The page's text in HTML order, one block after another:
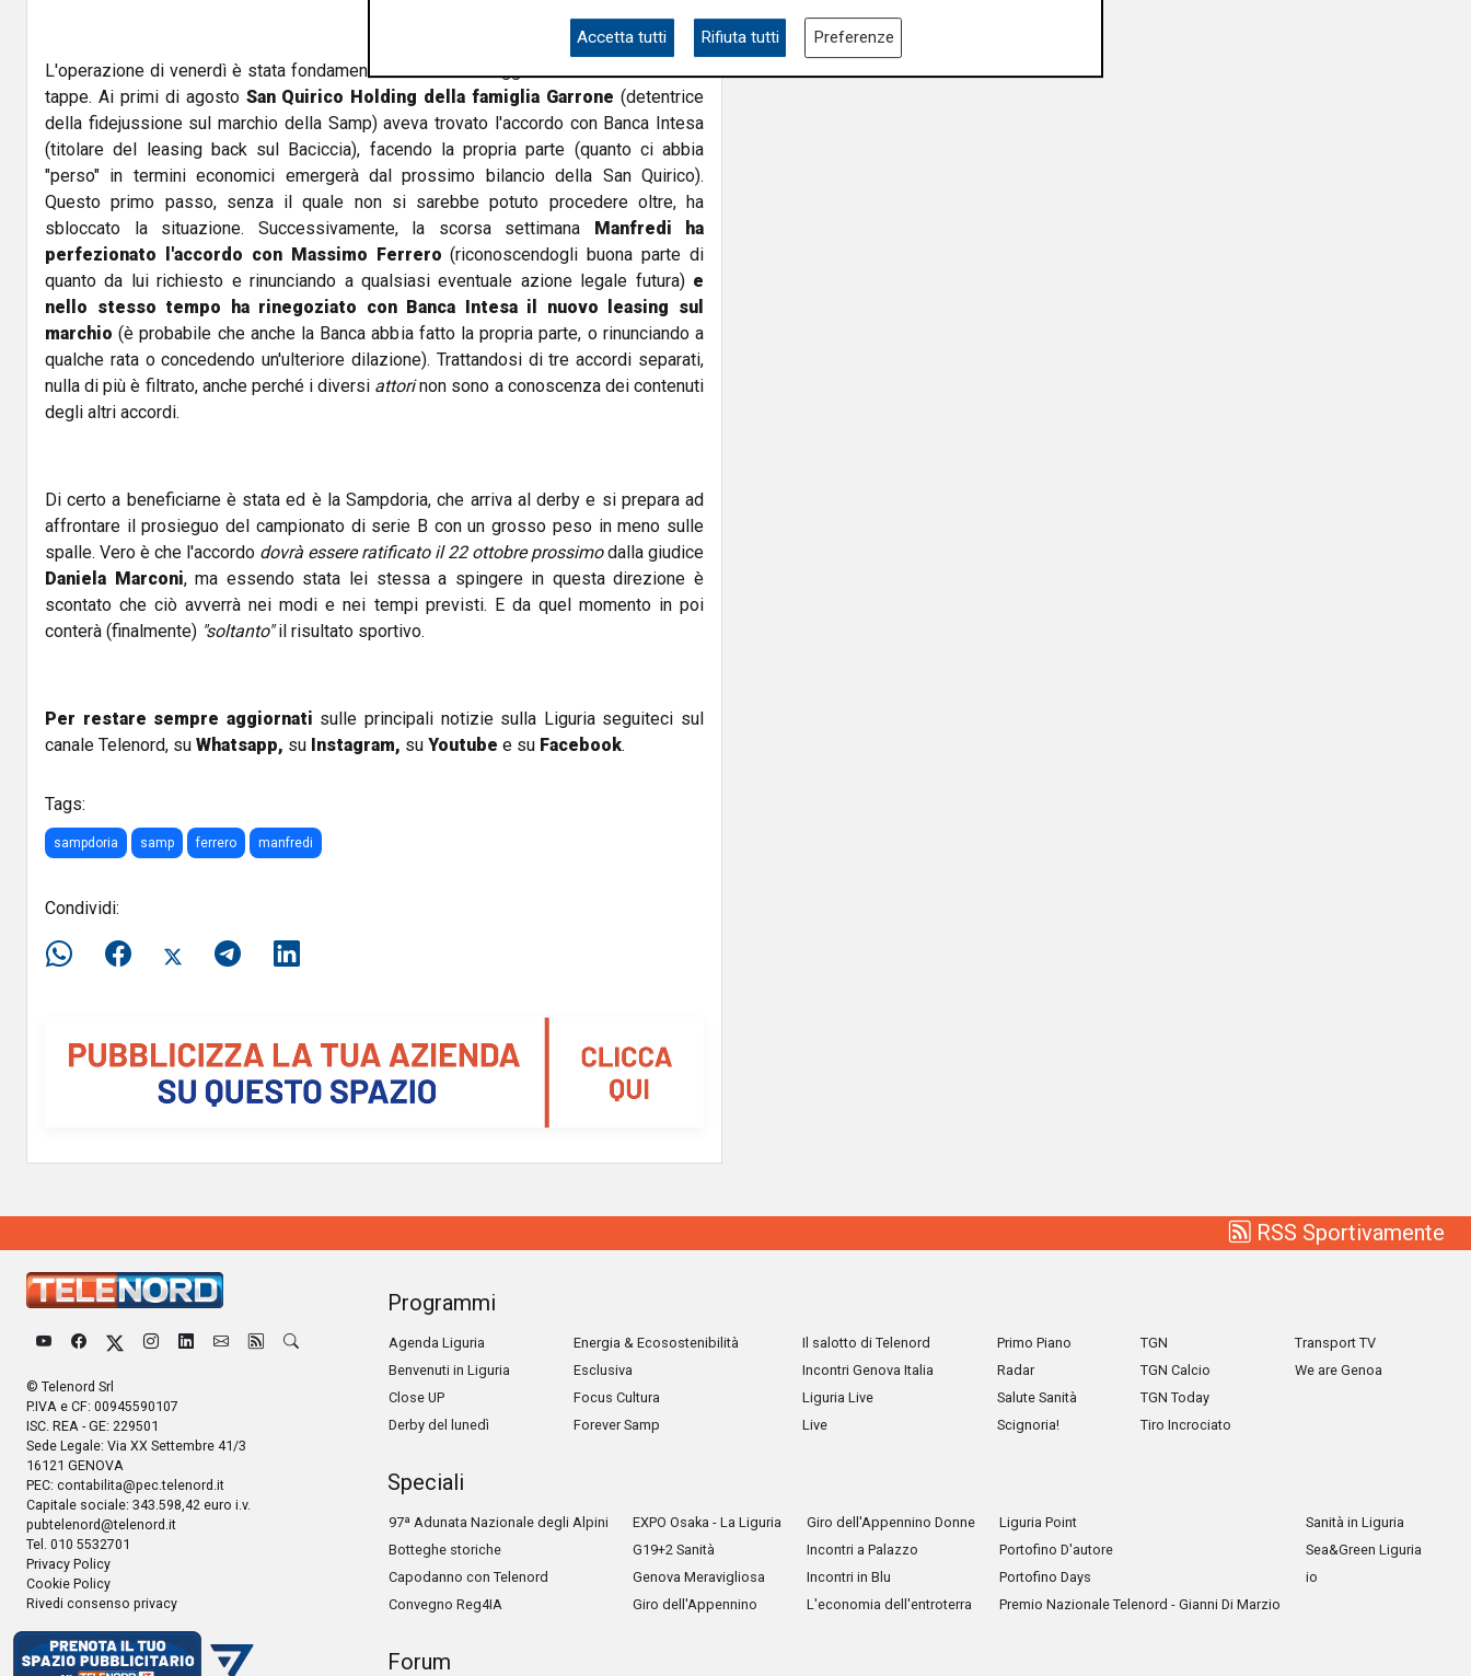
L'operazione di venerdì è stata fondamentale ed è stata raggiunta attraverso diverse
tappe. Ai primi di agosto San Quirico Holding della famiglia Garrone (detentrice
della fidejussione sul marchio della Samp) aveva trovato l'accordo con Banca Intesa
(titolare del leasing back sul Baciccia), facendo la propria parte (quanto ci abbia
"perso" in termini economici emergerà dal prossimo bilancio della San Quirico).
Questo primo passo, senza il quale non si sarebbe potuto procedere oltre, ha
sbloccato la situazione. Successivamente, la scorsa settimana
Manfredi ha
perfezionato l'accordo con Massimo Ferrero(riconoscendogli buona parte di
quanto da lui richiesto e rinunciando a qualsiasi eventuale azione legale futura) e
nello stesso tempo ha rinegoziato con Banca Intesa il nuovo leasing sul
marchio (è probabile che anche la Banca abbia fatto la propria parte, o rinunciando a
qualche rata o concedendo un'ulteriore dilazione). Trattandosi di tre accordi separati,
nulla di più è filtrato, anche perché i diversi attorinon sono a conoscenza dei contenuti
degli altri accordi.
Di certo a beneficiarne è stata ed è la Sampdoria, che arriva al derby e si prepara ad
affrontare il prosieguo del campionato di serie B con un grosso peso in meno sulle
spalle. Vero è che l'accordo dovrà essere ratificato il 22 ottobre prossimodalla giudice
Daniela Marconi, ma essendo stata lei stessa a spingere in questa direzione è
scontato che ciò avverrà nei modi e nei tempi previsti. E da quel momento in poi
conterà (finalmente) "soltanto"il risultato sportivo.
Per restare sempre aggiornati sulle principali notizie sulla Liguria seguiteci sul
canale Telenord, su Whatsapp, su Instagram, su Youtube e su Facebook.
Tags:
sampdoria samp ferrero manfredi
Condividi:
RSS Sportivamente
© Telenord Srl
P.IVA e CF: 00945590107
ISC. REA - GE: 229501
Sede Legale: Via XX Settembre 41/3
16121 GENOVA
PEC: contabilita@pec.telenord.it
Capitale sociale: 343.598,42 euro i.v.
pubtelenord@telenord.it
Tel. 010 5532701
Privacy Policy
Cookie Policy
Rivedi consenso privacy
Programmi
Agenda Liguria
Benvenuti in Liguria
Close UP
Derby del lunedì
Energia & Ecosostenibilità
Esclusiva
Focus Cultura
Forever Samp
Il salotto di Telenord
Incontri Genova Italia
Liguria Live
Live
Primo Piano
Radar
Salute Sanità
Scignoria!
TGN
TGN Calcio
TGN Today
Tiro Incrociato
Transport TV
We are Genoa
Speciali
97ª Adunata Nazionale degli Alpini
Botteghe storiche
Capodanno con Telenord
Convegno Reg4IA
EXPO Osaka - La Liguria
G19+2 Sanità
Genova Meravigliosa
Giro dell'Appennino
Giro dell'Appennino Donne
Incontri a Palazzo
Incontri in Blu
L'economia dell'entroterra
Liguria Point
Portofino D'autore
Portofino Days
Premio Nazionale Telenord - Gianni Di Marzio
Sanità in Liguria
Sea&Green Liguria
io
Forum
Accetta tutti Rifiuta tutti Preferenze